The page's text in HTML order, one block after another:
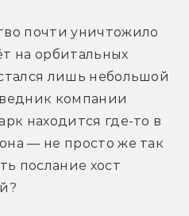
почти уничтожило
на орбитальных
лишь небольшой
компании
находится где-то в
— не просто же так
послание хост